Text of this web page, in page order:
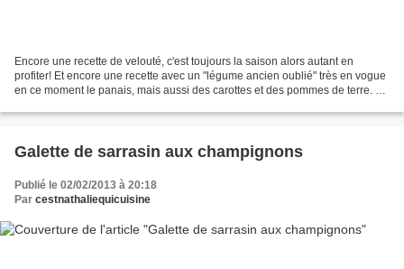
Encore une recette de velouté, c'est toujours la saison alors autant en
profiter! Et encore une recette avec un "légume ancien oublié" très en vogue
en ce moment le panais, mais aussi des carottes et des pommes de terre. Un
Galette de sarrasin aux champignons
Publié le 02/02/2013 à 20:18
Par cestnathaliequicuisine